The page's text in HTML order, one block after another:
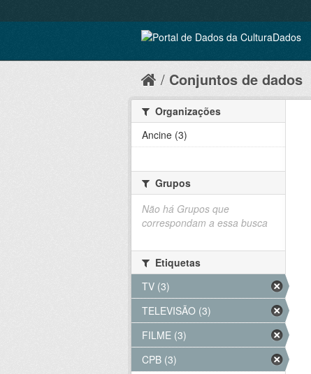
Conjuntos de dados
Organizações
Ancine (3)
Grupos
Não há Grupos que
correspondam a essa busca
Etiquetas
TV (3)
TELEVISÃO (3)
FILME (3)
CPB (3)